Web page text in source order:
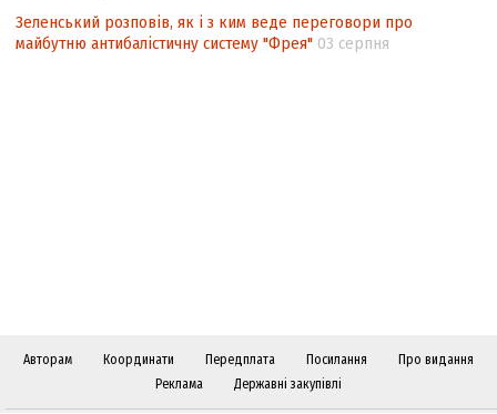
Зеленський розповів, як і з ким веде переговори про
майбутню антибалістичну систему "Фрея" 03 серпня
Авторам Координати Передплата Посилання
Про видання
Реклама
Державні закупівлі